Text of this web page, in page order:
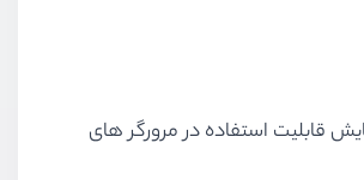
قابلیت استفاده در مرورگر های